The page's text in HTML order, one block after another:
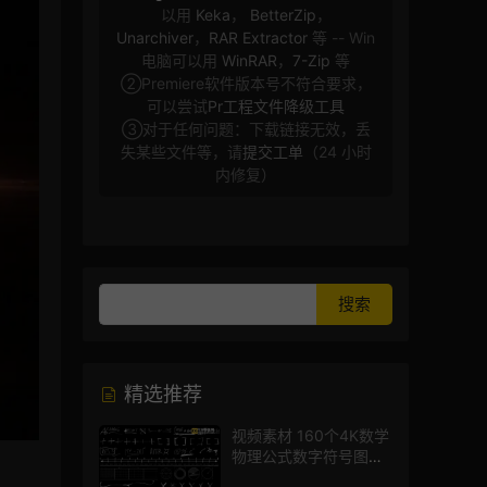
以用 Keka ， BetterZip ，
Unarchiver， RAR Extractor 等 -- Win
电脑可以用 WinRAR ， 7-Zip 等
②Premiere软件版本号不符合要求，
可以尝试Pr工程文件降级工具
③对于任何问题：下载链接无效，丢
失某些文件等，请提交工单 （24 小时
内修复）
精选推荐
视频素材 160个4K数学
物理公式数字符号图标